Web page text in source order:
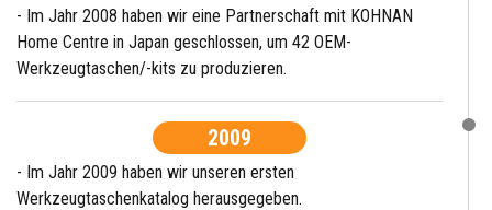
- Im Jahr 2008 haben wir eine Partnerschaft mit KOHNAN
Home Centre in Japan geschlossen, um 42 OEM-
Werkzeugtaschen/-kits zu produzieren.
2009
- Im Jahr 2009 haben wir unseren ersten
Werkzeugtaschenkatalog herausgegeben.